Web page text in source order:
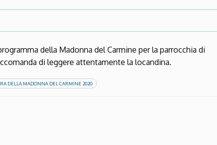
della Madonna del Carmine per la parrocchia di
di leggere attentamente la locandina.
DELLA MADONNA DEL CARMINE 2020